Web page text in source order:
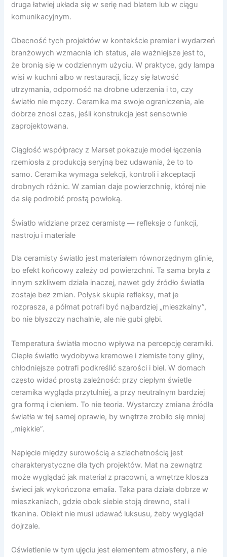
druga łatwiej układa się w serię nad blatem lub w ciągu
komunikacyjnym.
Obecność tych projektów w kontekście premier i wydarzeń
branżowych wzmacnia ich status, ale ważniejsze jest to,
że bronią się w codziennym użyciu. W praktyce, gdy lampa
wisi w kuchni albo w restauracji, liczy się łatwość
utrzymania, odporność na drobne uderzenia i to, czy
światło nie męczy. Ceramika ma swoje ograniczenia, ale
dobrze znosi czas, jeśli konstrukcja jest sensownie
zaprojektowana.
Ciągłość współpracy z Marset pokazuje model łączenia
rzemiosła z produkcją seryjną bez udawania, że to to
samo. Ceramika wymaga selekcji, kontroli i akceptacji
drobnych różnic. W zamian daje powierzchnię, której nie
da się podrobić prostą powłoką.
Światło widziane przez ceramistę — refleksje o funkcji,
nastroju i materiale
Dla ceramisty światło jest materiałem równorzędnym glinie,
bo efekt końcowy zależy od powierzchni. Ta sama bryła z
innym szkliwem działa inaczej, nawet gdy źródło światła
zostaje bez zmian. Połysk skupia refleksy, mat je
rozprasza, a półmat potrafi być najbardziej „mieszkalny”,
bo nie błyszczy nachalnie, ale nie gubi głębi.
Temperatura światła mocno wpływa na percepcję ceramiki.
Ciepłe światło wydobywa kremowe i ziemiste tony gliny,
chłodniejsze potrafi podkreślić szarości i biel. W domach
często widać prostą zależność: przy ciepłym świetle
ceramika wygląda przytulniej, a przy neutralnym bardziej
gra formą i cieniem. To nie teoria. Wystarczy zmiana źródła
światła w tej samej oprawie, by wnętrze zrobiło się mniej
„miękkie”.
Napięcie między surowością a szlachetnością jest
charakterystyczne dla tych projektów. Mat na zewnątrz
może wyglądać jak materiał z pracowni, a wnętrze klosza
świeci jak wykończona emalia. Taka para działa dobrze w
mieszkaniach, gdzie obok siebie stoją drewno, stal i
tkanina. Obiekt nie musi udawać luksusu, żeby wyglądał
dojrzale.
Oświetlenie w tym ujęciu jest elementem atmosfery, a nie